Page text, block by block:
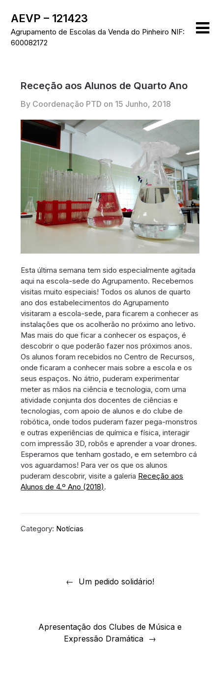
content
AEVP – 121423
Agrupamento de Escolas da Venda do Pinheiro NIF:
600082172
Receção aos Alunos de Quarto Ano
By Coordenação PTD on 15 Junho, 2018
Esta última semana tem sido especialmente agitada
aqui na escola-sede do Agrupamento. Recebemos
visitas muito especiais! Todos os alunos de quarto
ano dos estabelecimentos do Agrupamento
visitaram a escola-sede, para ficarem a conhecer as
instalações que os acolherão no próximo ano letivo.
Mas mais do que ficar a conhecer os espaços, é
descobrir o que poderão fazer nos próximos anos.
Os alunos foram recebidos no Centro de Recursos,
onde ficaram a conhecer mais sobre a escola e os
seus espaços. No átrio, puderam experimentar
meter as mãos na ciência e tecnologia, com uma
atividade conjunta dos docentes de ciências e
tecnologias, com apoio de alunos e do clube de
robótica, onde todos puderam fazer pega-monstros
e outras experiências de química e física, interagir
com impressão 3D, robôs e aprender a voar drones.
Esperamos que tenham gostado, e em setembro cá
vos aguardamos! Para ver os que os alunos
puderam descobrir, visite a galeria Receção aos
Alunos de 4.º Ano (2018).
Category: Notícias
Um pedido solidário!
Apresentação dos Clubes de Música e
Expressão Dramática